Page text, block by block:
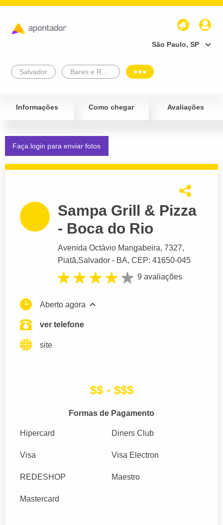
São Paulo, SP
Salvador
Informações Como chegar Avaliações
Faça login para enviar fotos
Sampa Grill & Pizza
- Boca do Rio
Avenida Octávio Mangabeira, 7327,
Piatã,Salvador - BA, CEP: 41650-045
9 avaliações
Aberto agora
ver telefone
site
$$ - $$$
Formas de Pagamento
Hipercard Diners Club
Visa Visa Electron
REDESHOP Maestro
Mastercard